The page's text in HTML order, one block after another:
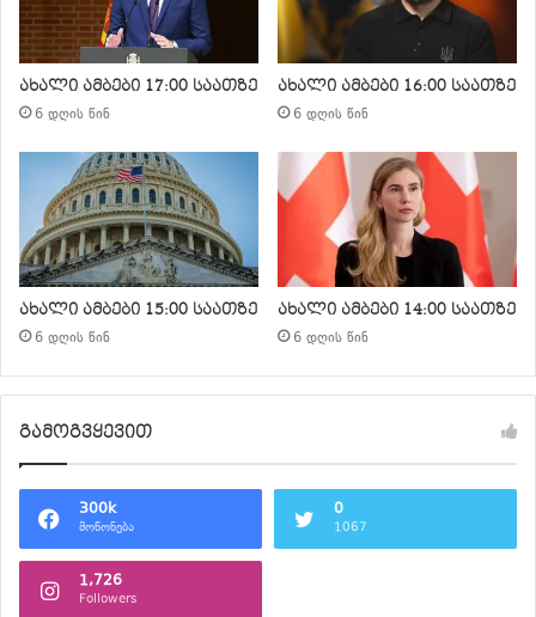
ახალი ამბები 17:00 საათზე
6 დღის წინ
ახალი ამბები 16:00 საათზე
6 დღის წინ
ახალი ამბები 15:00 საათზე
6 დღის წინ
ახალი ამბები 14:00 საათზე
6 დღის წინ
გამოგვყევით
300k
მოწონება
0
1067
1,726
Followers